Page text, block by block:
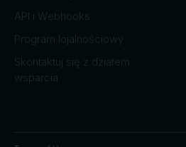
API i Webhooks
Program lojalnościowy
Skontaktuj się z działem
wsparcia